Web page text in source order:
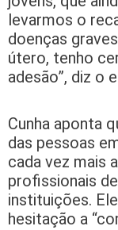
levarmos o
doenças
útero, tenho
adesão”, diz o
Cunha aponta
das pessoas
cada vez mais
profissionais
instituições.
hesitação a